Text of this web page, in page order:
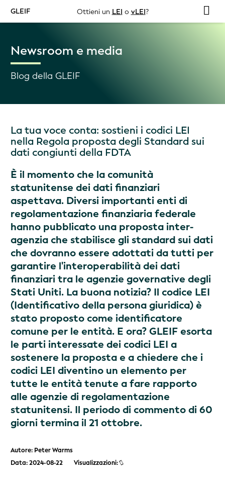
GLEIF Ottieni un LEI o vLEI?
Newsroom e media
Blog della GLEIF
La tua voce conta: sostieni i codici LEI
nella Regola proposta degli Standard sui
dati congiunti della FDTA
È il momento che la comunità
statunitense dei dati finanziari
aspettava. Diversi importanti enti di
regolamentazione finanziaria federale
hanno pubblicato una proposta inter-
agenzia che stabilisce gli standard sui dati
che dovranno essere adottati da tutti per
garantire l'interoperabilità dei dati
finanziari tra le agenzie governative degli
Stati Uniti. La buona notizia? Il codice LEI
(Identificativo della persona giuridica) è
stato proposto come identificatore
comune per le entità. E ora? GLEIF esorta
le parti interessate dei codici LEI a
sostenere la proposta e a chiedere che i
codici LEI diventino un elemento per
tutte le entità tenute a fare rapporto
alle agenzie di regolamentazione
statunitensi. Il periodo di commento di 60
giorni termina il 21 ottobre.
Autore: Peter Warms
Data: 2024-08-22
Visualizzazioni: